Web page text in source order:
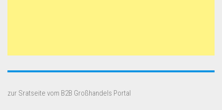
zur Sratseite vom B2B Großhandels Portal